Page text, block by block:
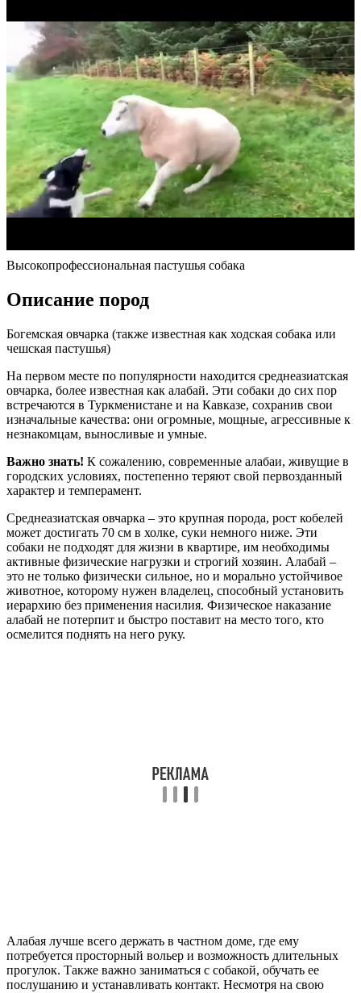
Высокопрофессиональная пастушья собака
Описание пород
Богемская овчарка (также известная как ходская собака или
чешская пастушья)
На первом месте по популярности находится среднеазиатская
овчарка, более известная как алабай. Эти собаки до сих пор
встречаются в Туркменистане и на Кавказе, сохранив свои
изначальные качества: они огромные, мощные, агрессивные к
незнакомцам, выносливые и умные.
Важно знать! К сожалению, современные алабаи, живущие в
городских условиях, постепенно теряют свой первозданный
характер и темперамент.
Среднеазиатская овчарка – это крупная порода, рост кобелей
может достигать 70 см в холке, суки немного ниже. Эти
собаки не подходят для жизни в квартире, им необходимы
активные физические нагрузки и строгий хозяин. Алабай –
это не только физически сильное, но и морально устойчивое
животное, которому нужен владелец, способный установить
иерархию без применения насилия. Физическое наказание
алабай не потерпит и быстро поставит на место того, кто
осмелится поднять на него руку.
Алабая лучше всего держать в частном доме, где ему
потребуется просторный вольер и возможность длительных
прогулок. Также важно заниматься с собакой, обучать ее
послушанию и устанавливать контакт. Несмотря на свою